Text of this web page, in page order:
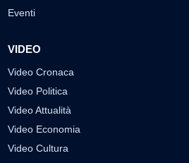
Eventi
VIDEO
Video Cronaca
Video Politica
Video Attualità
Video Economia
Video Cultura